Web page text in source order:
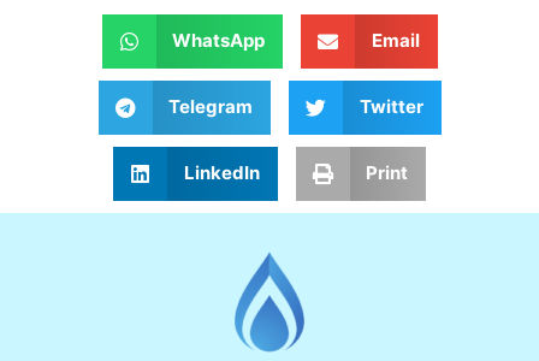
WhatsApp Email
Telegram Twitter
LinkedIn Print